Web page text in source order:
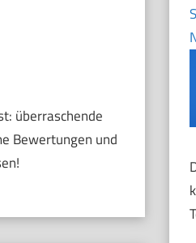
überraschende
Bewertungen und